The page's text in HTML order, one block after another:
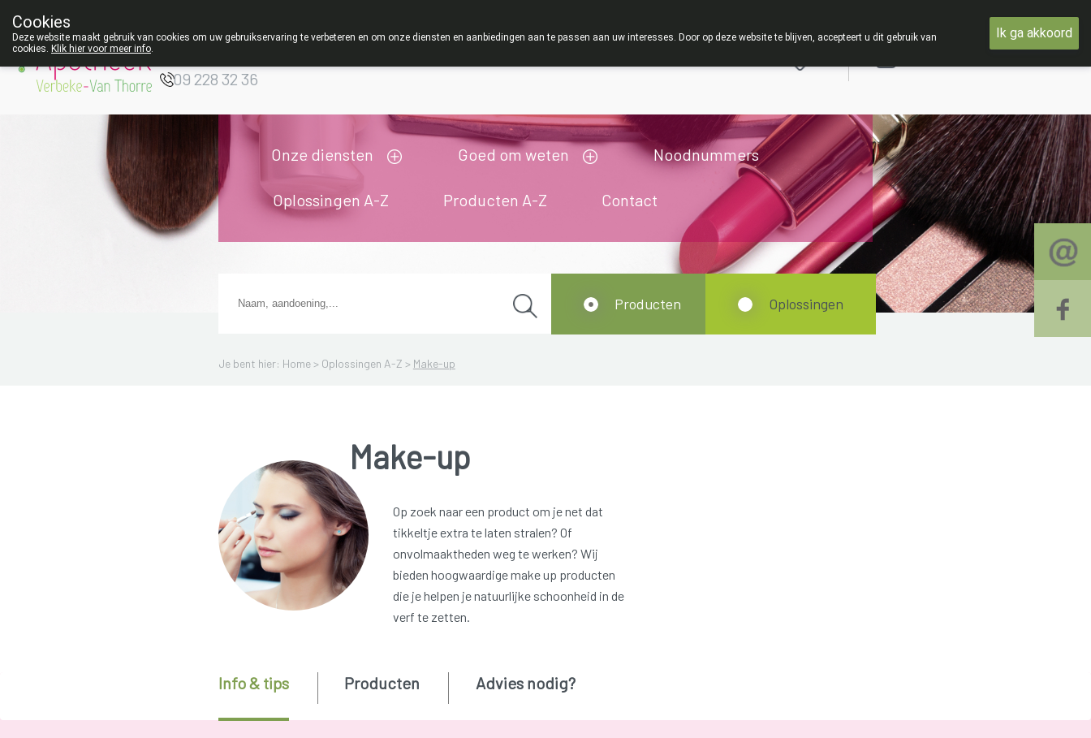
Apotheek Verbeke
- Van Thorre
09 228 32 36
Onze diensten Goed om weten Noodnummers
Oplossingen A-Z Producten A-Z Contact
Je bent hier: Home > Oplossingen A-Z > Make-up
Producten Oplossingen
Make-up
Op zoek naar een product om je net dat
tikkeltje extra te laten stralen? Of
onvolmaaktheden weg te werken? Wij
bieden hoogwaardige make up producten
die je helpen je natuurlijke schoonheid in de
verf te zetten.
Info & tips Producten Advies nodig?
Cookies
Deze website maakt gebruik van cookies om uw gebruikservaring te verbeteren en om onze diensten en aanbiedingen aan te passen aan uw interesses. Door op deze website te blijven, accepteert u dit gebruik van
cookies. Klik hier voor meer info.
Ik ga akkoord